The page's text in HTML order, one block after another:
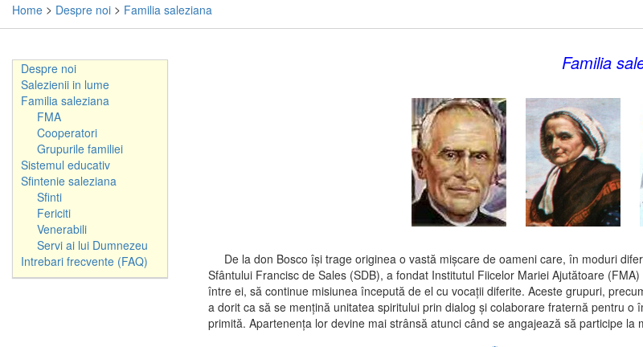
Home > Despre noi > Familia saleziana
Despre noi
Salezienii in lume
Familia saleziana
FMA
Cooperatori
Grupurile familiei
Sistemul educativ
Sfintenie saleziana
Sfinti
Fericiti
Venerabili
Servi ai lui Dumnezeu
Intrebari frecvente (FAQ)
Familia
De la don Bosco îşi trage originea o vastă mişcare de oameni care, în moduri
Sfântului Francisc de Sales (SDB), a fondat Institutul Fiicelor Mariei Ajutătoare
între ei, să continue misiunea începută de el cu vocaţii diferite. Aceste grupuri,
a dorit ca să se menţină unitatea spiritului prin dialog şi colaborare fraternă pentru
primită. Apartenenţa lor devine mai strânsă atunci când se angajează să participe la